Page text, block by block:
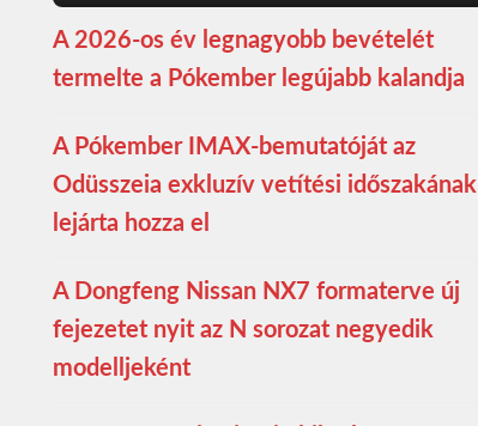
A 2026-os év legnagyobb bevételét
termelte a Pókember legújabb kalandja
A Pókember IMAX-bemutatóját az
Odüsszeia exkluzív vetítési időszakának
lejárta hozza el
A Dongfeng Nissan NX7 formaterve új
fejezetet nyit az N sorozat negyedik
modelljeként